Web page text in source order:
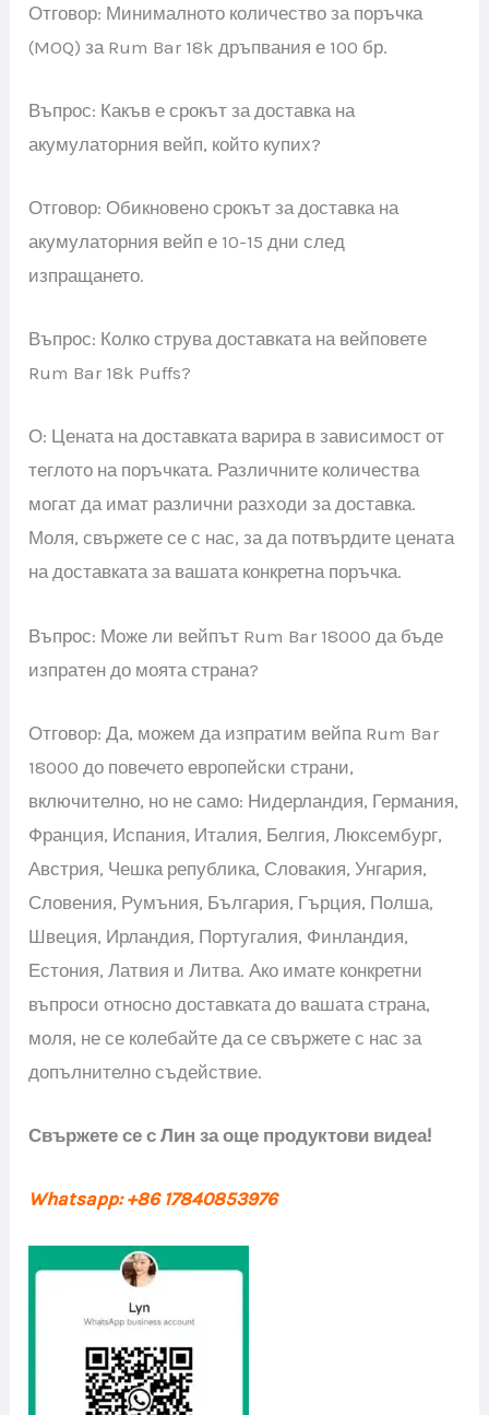
Отговор: Минималното количество за поръчка
(MOQ) за Rum Bar 18k дръпвания е 100 бр.
Въпрос: Какъв е срокът за доставка на
акумулаторния вейп, който купих?
Отговор: Обикновено срокът за доставка на
акумулаторния вейп е 10-15 дни след
изпращането.
Въпрос: Колко струва доставката на вейповете
Rum Bar 18k Puffs?
О: Цената на доставката варира в зависимост от
теглото на поръчката. Различните количества
могат да имат различни разходи за доставка.
Моля, свържете се с нас, за да потвърдите цената
на доставката за вашата конкретна поръчка.
Въпрос: Може ли вейпът Rum Bar 18000 да бъде
изпратен до моята страна?
Отговор: Да, можем да изпратим вейпа Rum Bar
18000 до повечето европейски страни,
включително, но не само: Нидерландия, Германия,
Франция, Испания, Италия, Белгия, Люксембург,
Австрия, Чешка република, Словакия, Унгария,
Словения, Румъния, България, Гърция, Полша,
Швеция, Ирландия, Португалия, Финландия,
Естония, Латвия и Литва. Ако имате конкретни
въпроси относно доставката до вашата страна,
моля, не се колебайте да се свържете с нас за
допълнително съдействие.
Свържете се с Лин за още продуктови видеа!
Whatsapp: +86 17840853976